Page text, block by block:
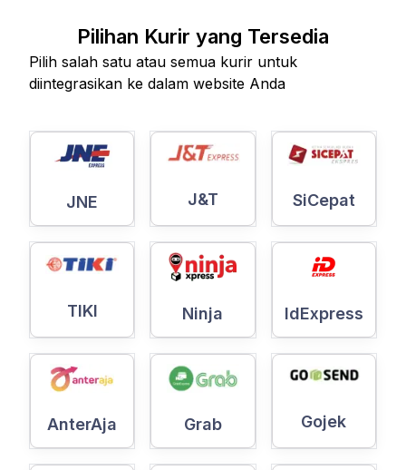
Pilihan Kurir yang Tersedia
Pilih salah satu atau semua kurir untuk
diintegrasikan ke dalam website Anda
JNE J&T SiCepat
TIKI Ninja IdExpress
AnterAja Grab Gojek